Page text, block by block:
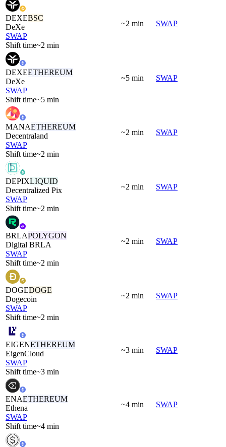
DEXEBSC
DeXe
SWAP
Shift time~2 min
~2 min SWAP
DEXEETHEREUM
DeXe
SWAP
Shift time~5 min
~5 min SWAP
MANAETHEREUM
Decentraland
SWAP
Shift time~2 min
~2 min SWAP
DEPIXLIQUID
Decentralized Pix
SWAP
Shift time~2 min
~2 min SWAP
BRLAPOLYGON
Digital BRLA
SWAP
Shift time~2 min
~2 min SWAP
DOGEDOGE
Dogecoin
SWAP
Shift time~2 min
~2 min SWAP
EIGENETHEREUM
EigenCloud
SWAP
Shift time~3 min
~3 min SWAP
ENAETHEREUM
Ethena
SWAP
Shift time~4 min
~4 min SWAP